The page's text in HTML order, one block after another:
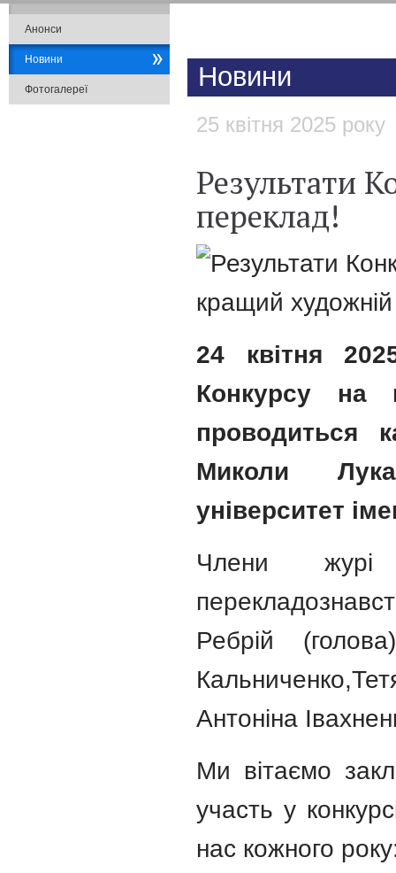
Новини
25 квітня 2025 року
Результати
переклад!
24 квітня
Конкурсу на
проводиться
Миколи
університет
Члени журі
Ребрій
Антоніна
Ми вітаємо
участь у
нас кожного
Анонси
Новини
Фотогалереї